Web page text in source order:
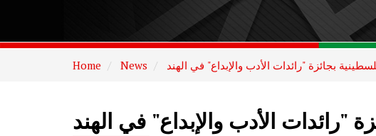
Home News بجائزة "رائدات الأدب والإبداع" في الهند
"رائدات الأدب والإبداع" في الهند